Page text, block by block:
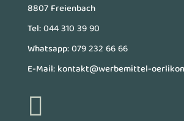
8807 Freienbach
Tel:044 310 39 90
Whatsapp:079 232 66 66
E-Mail:kontakt@werbemittel-
